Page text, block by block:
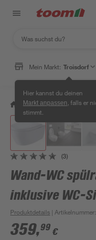
Mein Markt: Troisdorf
Hier kannst du deinen
Markt anpassen , falls er
stimmt.
/ Bad & Sanitär /
(3)
Wand-WC
inklusive WC-
Produktdetails | Artikelnummer:
359,99 €